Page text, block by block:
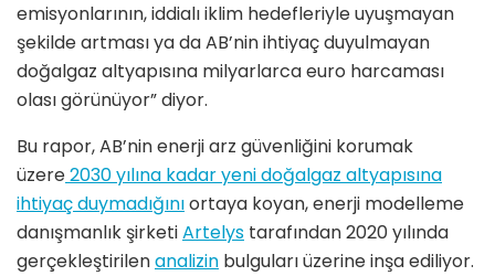
emisyonlarının, iddialı iklim hedefleriyle uyuşmayan
şekilde artması ya da AB’nin ihtiyaç duyulmayan
doğalgaz altyapısına milyarlarca euro harcaması
olası görünüyor” diyor.
Bu rapor, AB’nin enerji arz güvenliğini korumak
üzere2030 yılına kadar yeni doğalgaz altyapısına
ihtiyaç duymadığınıortaya koyan, enerji modelleme
danışmanlık şirketiArtelys tarafından 2020 yılında
gerçekleştirilenanalizin bulguları üzerine inşa ediliyor.